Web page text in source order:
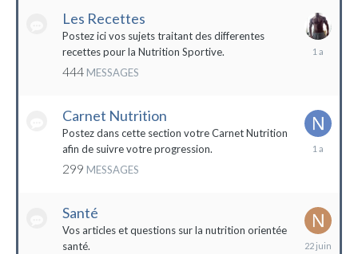
Les Recettes
Postez ici vos sujets traitant des differentes
recettes pour la Nutrition Sportive.
444 MESSAGES
Carnet Nutrition
Postez dans cette section votre Carnet Nutrition
afin de suivre votre progression.
299 MESSAGES
13
Santé
Vos articles et questions sur la nutrition orientée
santé.
22